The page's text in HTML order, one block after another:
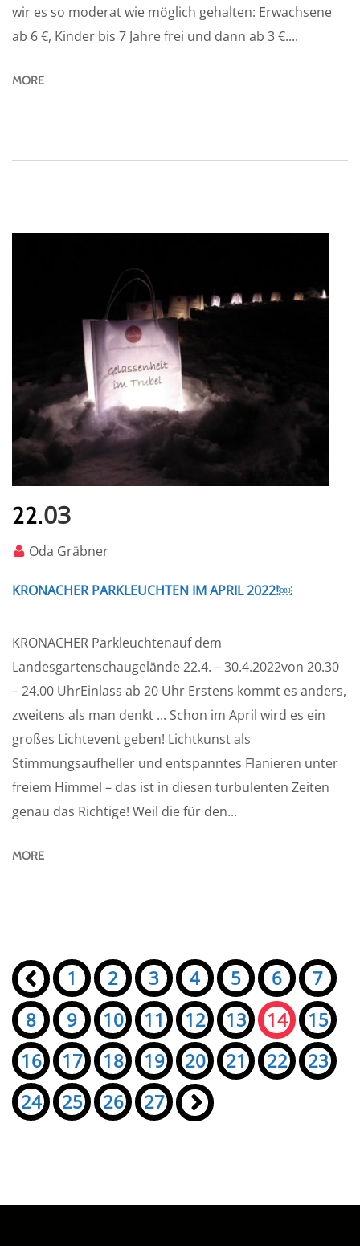
wir es so moderat wie möglich gehalten: Erwachsene
ab 6 €, Kinder bis 7 Jahre frei und dann ab 3 €....
MORE
22.03
Oda Gräbner
KRONACHER PARKLEUCHTEN IM APRIL 2022!￼
KRONACHER Parkleuchtenauf dem
Landesgartenschaugelände 22.4. – 30.4.2022von 20.30
– 24.00 UhrEinlass ab 20 Uhr Erstens kommt es anders,
zweitens als man denkt ... Schon im April wird es ein
großes Lichtevent geben! Lichtkunst als
Stimmungsaufheller und entspanntes Flanieren unter
freiem Himmel – das ist in diesen turbulenten Zeiten
genau das Richtige! Weil die für den...
MORE
Seiten:
« 1 2 3 4 5 6
7
8
9 10 11 12 13 14
15
16
17 18 19 20 21 22
23
24
25 26 27 »